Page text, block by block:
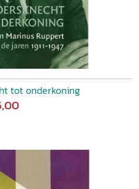
tot onderkoning